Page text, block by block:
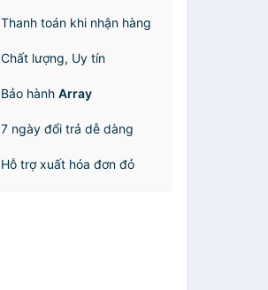
Thanh toán khi nhận hàng
Chất lượng, Uy tín
Bảo hànhArray
7 ngày đổi trả dễ dàng
Hỗ trợ xuất hóa đơn đỏ